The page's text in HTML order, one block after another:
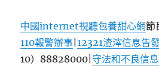
中國internet視聽包養甜心網節
110報警辦事 |12321渣滓信息告
10）88828000 守法和不良信